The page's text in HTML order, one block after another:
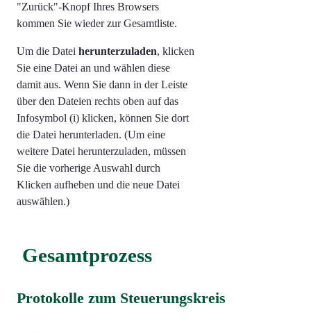
"Zurück"-Knopf Ihres Browsers
kommen Sie wieder zur Gesamtliste.
Um die Datei herunterzuladen, klicken
Sie eine Datei an und wählen diese
damit aus. Wenn Sie dann in der Leiste
über den Dateien rechts oben auf das
Infosymbol (i) klicken, können Sie dort
die Datei herunterladen. (Um eine
weitere Datei herunterzuladen, müssen
Sie die vorherige Auswahl durch
Klicken aufheben und die neue Datei
auswählen.)
Gesamtprozess
Protokolle zum Steuerungskreis